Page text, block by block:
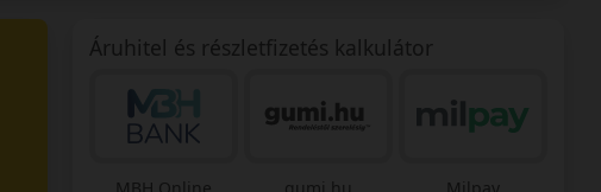
Áruhitel és részletfizetés kalkulátor